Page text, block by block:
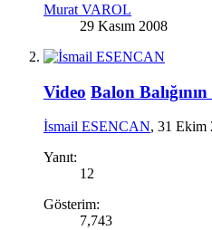
Murat VAROL
29 Kasım 2008
Video Balon
İsmail ESENCAN, 31 Ekim
Yanıt:
12
Gösterim:
7,743